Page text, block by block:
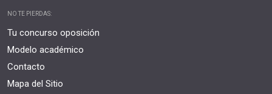
NO TE PIERDAS:
Tu concurso oposición
Modelo académico
Contacto
Mapa del Sitio